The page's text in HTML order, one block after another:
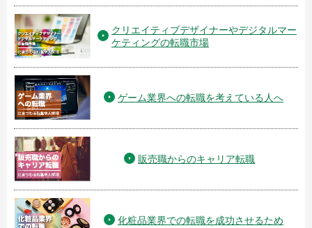
クリエイティブデザイナーやデジタルマー
ケティングの転職市場
ゲーム業界への転職を考えている人へ
販売職からのキャリア転職
化粧品業界での転職を成功させるため